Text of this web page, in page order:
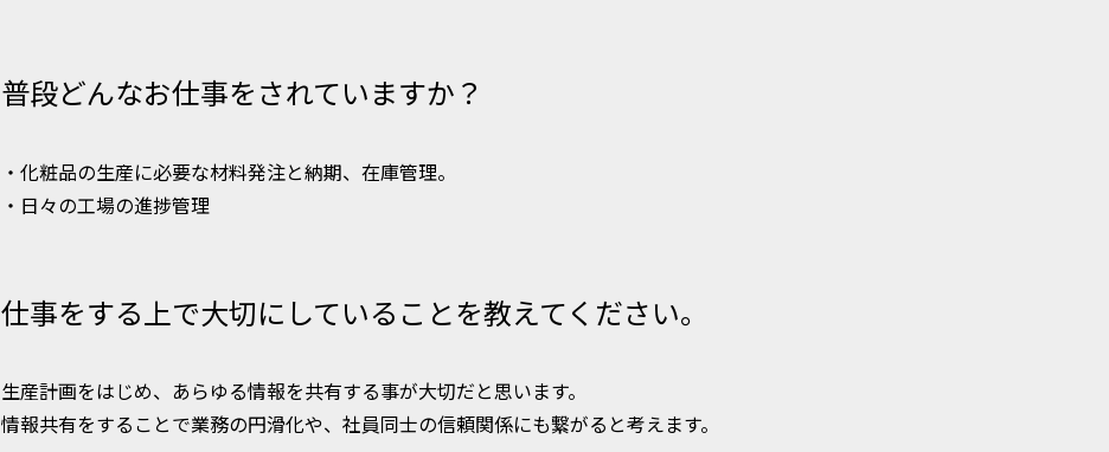
普段どんなお仕事をされていますか？
・化粧品の生産に必要な材料発注と納期、在庫管理。
・日々の工場の進捗管理
仕事をする上で大切にしていることを教えてください。
生産計画をはじめ、あらゆる情報を共有する事が大切だと思います。
情報共有をすることで業務の円滑化や、社員同士の信頼関係にも繋がると考えます。